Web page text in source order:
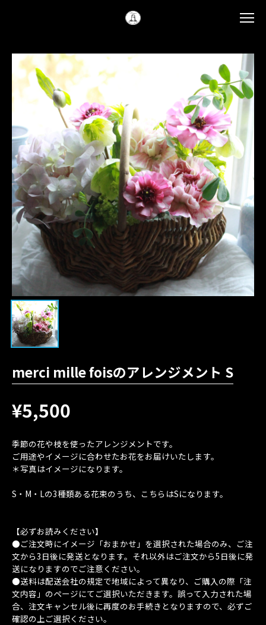
merci mille foisのアレンジメント S
¥5,500
季節の花や枝を使ったアレンジメントです。
ご用途やイメージに合わせたお花をお届けいたします。
＊写真はイメージになります。
S・M・Lの3種類ある花束のうち、こちらはSになります。
【必ずお読みください】
●ご注文時にイメージ「おまかせ」を選択された場合のみ、ご注
文から3日後に発送となります。それ以外はご注文から5日後に発
送になりますのでご注意ください。
●送料は配送会社の規定で地域によって異なり、ご購入の際「注
文内容」のページにてご選択いただきます。誤って入力された場
合、注文キャンセル後に再度のお手続きとなりますので、必ずご
確認の上ご選択ください。